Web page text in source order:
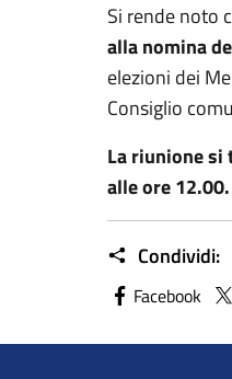
Si rende noto
alla nomina
elezioni dei
Consiglio
La riunione si
alle ore 12.00.
Condividi:
Facebook